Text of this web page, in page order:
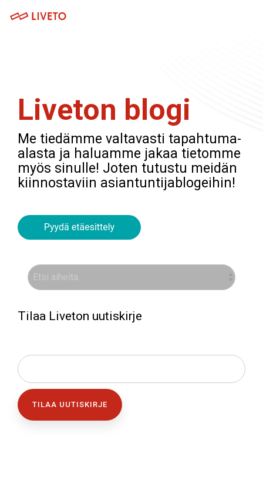
Tapahtumahallinta
Kulunvalvonta
Kassajärjestelmä
Tapahtumasovellus
Webinaarialusta
Koulutuspalvelut
Integraatiot
Venueille
Festivaaleille ja konserteille
Urheilutapahtumille
Oppilaitokset
Hankkeet
Liveton blogi
Me tiedämme valtavasti tapahtuma-
alasta ja haluamme jakaa tietomme
myös sinulle! Joten tutustu meidän
kiinnostaviin asiantuntijablogeihin!
Tilaa Liveton uutiskirje